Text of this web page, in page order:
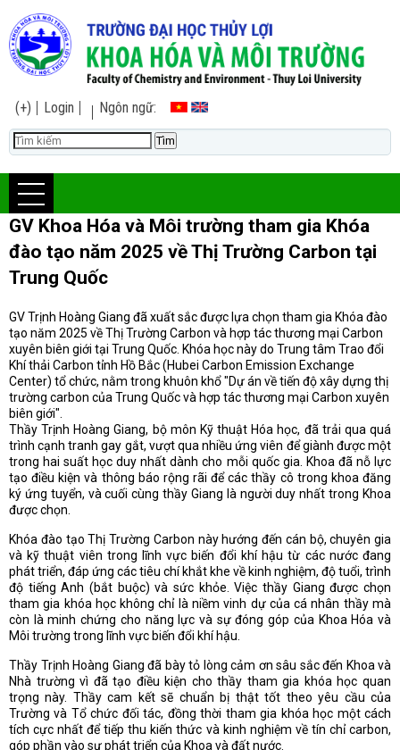
(+) Login Ngôn ngữ:
GV Khoa Hóa và Môi trường tham gia Khóa
đào tạo năm 2025 về Thị Trường Carbon tại
Trung Quốc
GV Trịnh Hoàng Giang đã xuất sắc được lựa chọn tham gia Khóa đào
tạo năm 2025 về Thị Trường Carbon và hợp tác thương mại Carbon
xuyên biên giới tại Trung Quốc. Khóa học này do Trung tâm Trao đổi
Khí thải Carbon tỉnh Hồ Bắc (Hubei Carbon Emission Exchange
Center) tổ chức, nằm trong khuôn khổ "Dự án về tiến độ xây dựng thị
trường carbon của Trung Quốc và hợp tác thương mại Carbon xuyên
biên giới".
Thầy Trịnh Hoàng Giang, bộ môn Kỹ thuật Hóa học, đã trải qua quá
trình cạnh tranh gay gắt, vượt qua nhiều ứng viên để giành được một
trong hai suất học duy nhất dành cho mỗi quốc gia. Khoa đã nỗ lực
tạo điều kiện và thông báo rộng rãi để các thầy cô trong khoa đăng
ký ứng tuyển, và cuối cùng thầy Giang là người duy nhất trong Khoa
được chọn.
Khóa đào tạo Thị Trường Carbon này hướng đến cán bộ, chuyên gia
và kỹ thuật viên trong lĩnh vực biến đổi khí hậu từ các nước đang
phát triển, đáp ứng các tiêu chí khắt khe về kinh nghiệm, độ tuổi, trình
độ tiếng Anh (bắt buộc) và sức khỏe. Việc thầy Giang được chọn
tham gia khóa học không chỉ là niềm vinh dự của cá nhân thầy mà
còn là minh chứng cho năng lực và sự đóng góp của Khoa Hóa và
Môi trường trong lĩnh vực biến đổi khí hậu.
Thầy Trịnh Hoàng Giang đã bày tỏ lòng cảm ơn sâu sắc đến Khoa và
Nhà trường vì đã tạo điều kiện cho thầy tham gia khóa học quan
trọng này. Thầy cam kết sẽ chuẩn bị thật tốt theo yêu cầu của
Trường và Tổ chức đối tác, đồng thời tham gia khóa học một cách
tích cực nhất để tiếp thu kiến thức và kinh nghiệm về tín chỉ carbon,
góp phần vào sự phát triển của Khoa và đất nước.